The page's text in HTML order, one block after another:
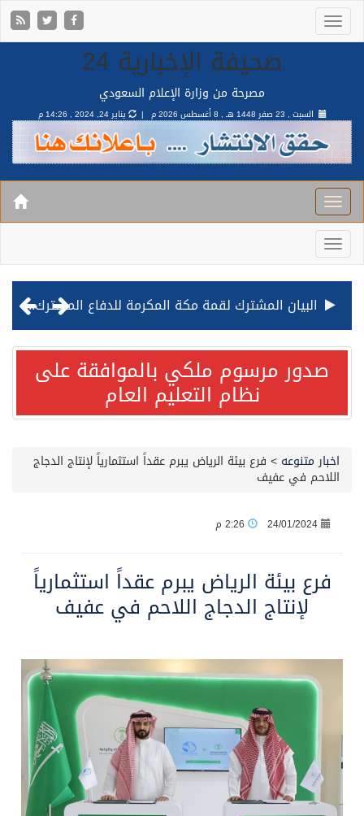
صحيفة الإخبارية 24
مصرحة من وزارة الإعلام السعودي
السبت , 23 صفر 1448 هـ , 8 أغسطس 2026 م | يناير 24, 2024 , 14:26 م
البيان المشترك لقمة مكة المكرمة للدفاع المشترك بين المملكة وتركيا وباكستان
قيادة القوات المشتركة للتحالف: نفذنا عملية رد عسكري متناسبة لأهداف عسكرية مشروعة تابعة للمليشيا الحوثية الإرهابية في محافظة الحديدة
الهيئة العامة للأمن الغذائي تكثف جهودها للحد من الفقد والهدر الغذائي خلال موسم حج 1447هـ
محافظ عفيف يؤدي صلاة عيد الأضحى
صدور مرسوم ملكي بالموافقة على
نظام التعليم العام
اخبار متنوعه > فرع بيئة الرياض يبرم عقداً استثمارياً لإنتاج الدجاج
اللاحم في عفيف
24/01/2024
فرع بيئة الرياض يبرم عقداً استثمارياً
لإنتاج الدجاج اللاحم في عفيف